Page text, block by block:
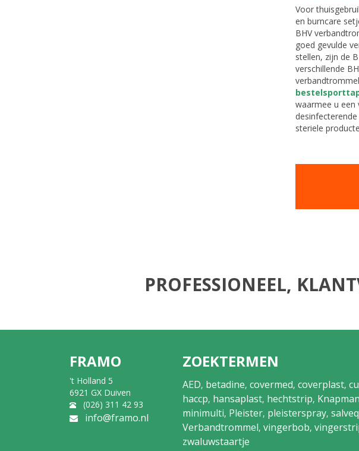
Voor
en burncare
BHV
goed gevulde
stellen, zijn de
verschillende
waarmee u een
steriele
PROFESSIONEEL,
FRAMO
't Holland 5
6921 GX Duiven
(026) 311 42 93
info@framo.nl
ZOEKTERMEN
AED, betadine, covermed, coverplast,
haccp, hansaplast, hechtstrip, Knapman
minimulti, Pleister, pleisterspray,
Verbandtrommel, vingerbob,
zwaluwstaartje